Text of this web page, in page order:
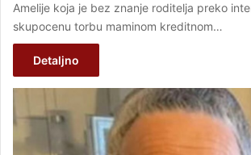
Amelije koja je bez znanje roditelja preko
skupocenu torbu maminom kreditnom…
Detaljno